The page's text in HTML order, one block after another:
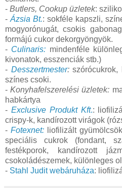
- Butlers, Cookup üzletek:
- Ázsia Bt.: sokféle kapszli,
mogyorónugát, csokis
formájú cukor dekorgyöngyök.
- Culinaris: mindenféle
kivonatok, esszenciák stb.)
- Desszertmester:szórócukrok,
színes csoki.
-Konyhafelszerelési üzletek:
habkártya
- Exclusive Produkt Kft.:
crispy-k, kandírozott virágok
- Fotexnet:liofilizált
speciális cukrok (fondant,
festékporok, kandírozott
csokoládészemek, különleges
- Stahl Judit webáruháza: